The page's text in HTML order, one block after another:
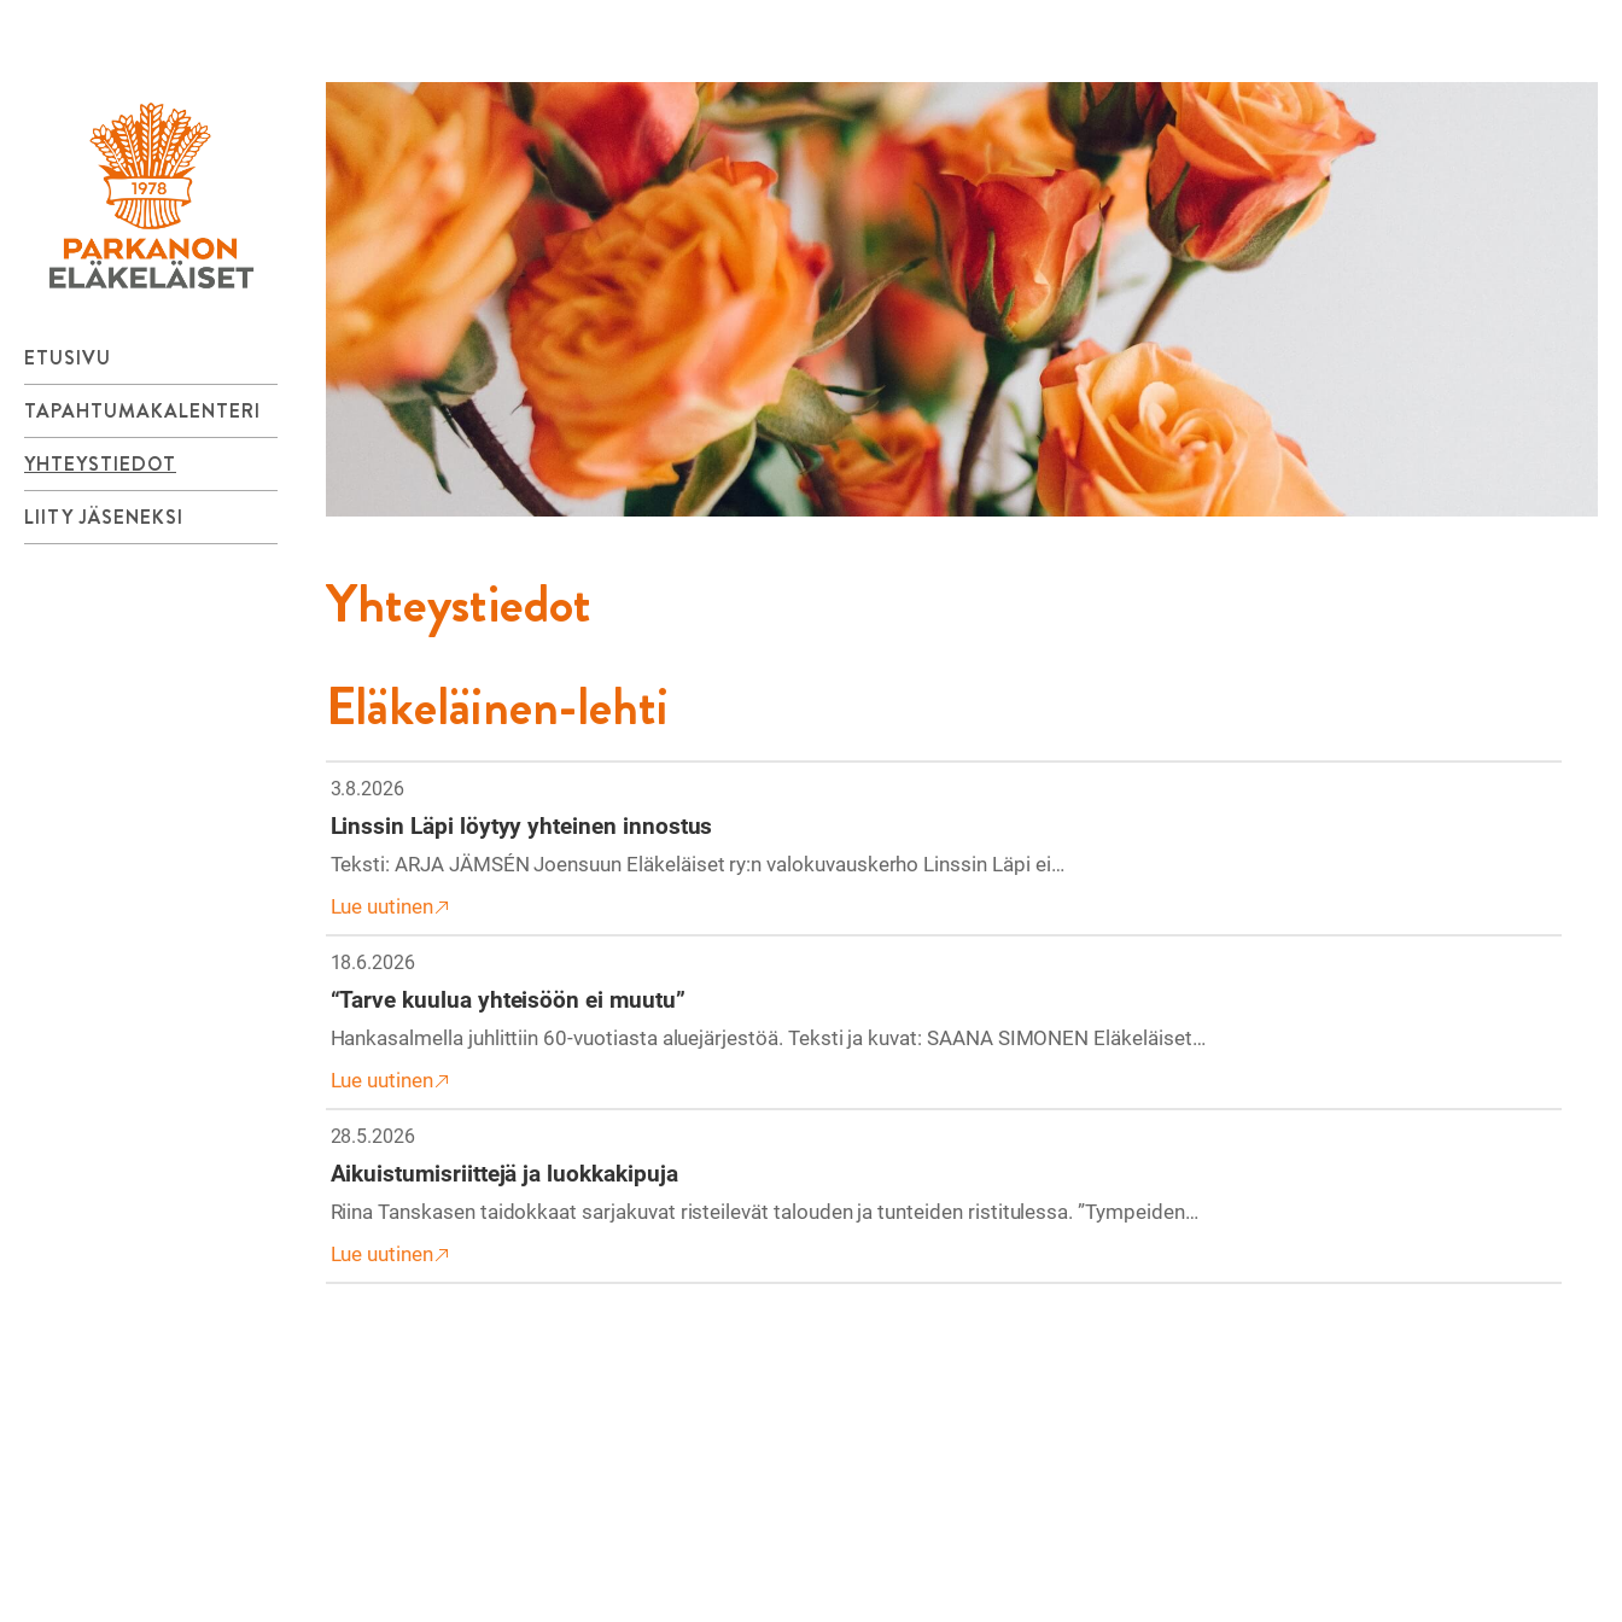
Parkanon
Eläkeläiset
ry
ETUSIVU
TAPAHTUMAKALENTERI
YHTEYSTIEDOT
LIITY JÄSENEKSI
Yhteystiedot
Eläkeläinen-lehti
3.8.2026
Linssin Läpi löytyy yhteinen innostus
Teksti: ARJA JÄMSÉN Joensuun Eläkeläiset ry:n valokuvauskerho Linssin Läpi ei…
Lue uutinen
18.6.2026
“Tarve kuulua yhteisöön ei muutu”
Hankasalmella juhlittiin 60-vuotiasta aluejärjestöä. Teksti ja kuvat: SAANA SIMONEN Eläkeläiset…
Lue uutinen
28.5.2026
Aikuistumisriittejä ja luokkakipuja
Riina Tanskasen taidokkaat sarjakuvat risteilevät talouden ja tunteiden ristitulessa. ”Tympeiden…
Lue uutinen